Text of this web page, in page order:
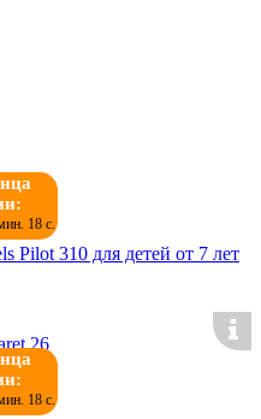
18 с.
Pilot 310 для детей от 7 лет
18 с.